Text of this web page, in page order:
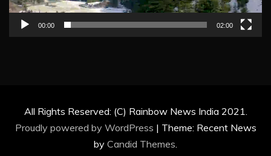
00:00 02:00
All Rights Reserved: (C) Rainbow News India 2021.
Proudly powered by WordPress | Theme: Recent News
by Candid Themes